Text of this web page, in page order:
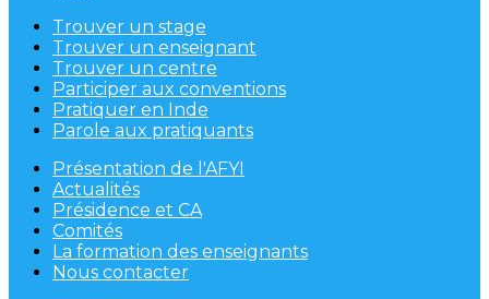
Trouver un stage
Trouver un enseignant
Trouver un centre
Participer aux conventions
Pratiquer en Inde
Parole aux pratiquants
Présentation de l'AFYI
Actualités
Présidence et CA
Comités
La formation des enseignants
Nous contacter